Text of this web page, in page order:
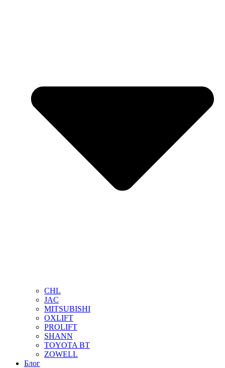
CHL
JAC
MITSUBISHI
OXLIFT
PROLIFT
SHANN
TOYOTA BT
ZOWELL
Блог